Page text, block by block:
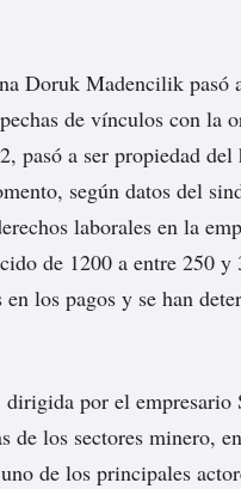
Doruk Madencilik pasó
de vínculos con la
pasó a ser propiedad del
según datos del
laborales en la
de 1200 a entre 250 y
los pagos y se han
por el empresario
de los sectores minero,
de los principales